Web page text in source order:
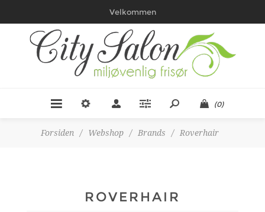
Velkommen
(0)
Forsiden / Webshop / Brands / Roverhair
ROVERHAIR